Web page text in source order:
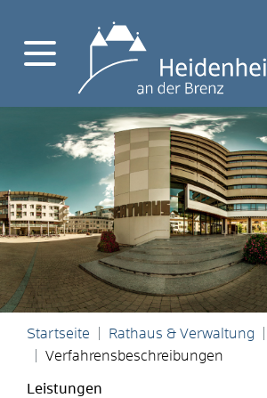
Startseite Rathaus & Verwaltung
Verfahrensbeschreibungen
Leistungen